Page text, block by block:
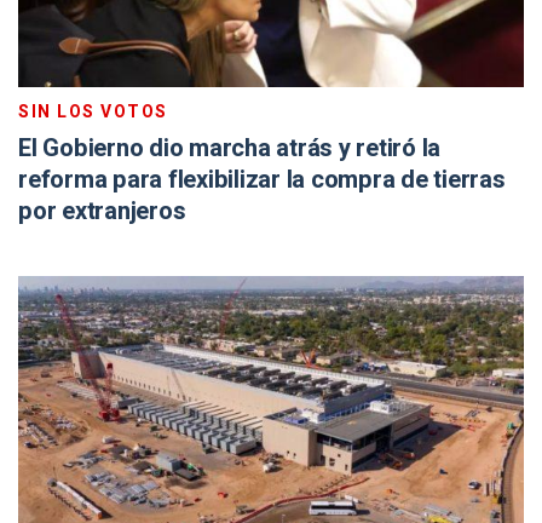
SIN LOS VOTOS
El Gobierno dio marcha atrás y retiró la
reforma para flexibilizar la compra de tierras
por extranjeros